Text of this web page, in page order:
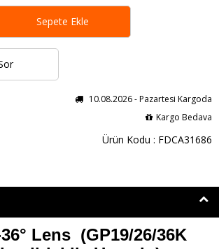
10.08.2026 - Pazartesi Kargoda
Kargo Bedava
Ürün Kodu : FDCA31686
Sepete Ekle
° Lens (GP19/26/36K